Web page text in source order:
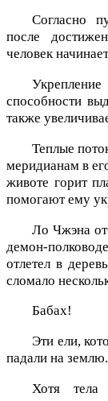
Согласно
после
человек
способности
также
Теплые
меридианам в
животе горит
помогают ему
Ло Чжэна
демон-
отлетел в
сломало
Бабах!
Эти ели,
падали на землю.
Хотя